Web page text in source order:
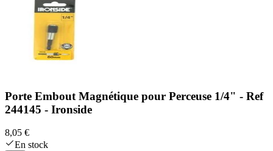
Porte Embout Magnétique pour Perceuse 1/4" - Ref
244145 - Ironside
8,05 €
En stock